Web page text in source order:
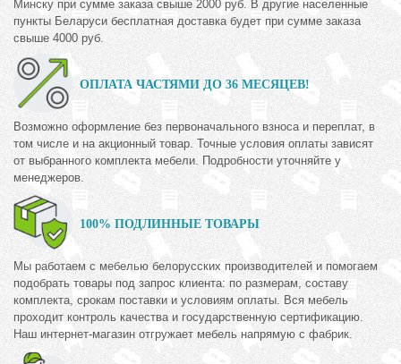
Минску при сумме заказа свыше 2000 руб. В другие населенные
пункты Беларуси бесплатная доставка будет при сумме заказа
свыше 4000 руб.
ОПЛАТА ЧАСТЯМИ ДО 36 МЕСЯЦЕВ!
Возможно оформление без первоначального взноса и переплат, в
том числе и на акционный товар. Точные условия оплаты зависят
от выбранного комплекта мебели. Подробности уточняйте у
менеджеров.
100% ПОДЛИННЫЕ ТОВАРЫ
Мы работаем с мебелью белорусских производителей и помогаем
подобрать товары под запрос клиента: по размерам, составу
комплекта, срокам поставки и условиям оплаты. Вся мебель
проходит контроль качества и государственную сертификацию.
Наш интернет-магазин отгружает мебель напрямую с фабрик.